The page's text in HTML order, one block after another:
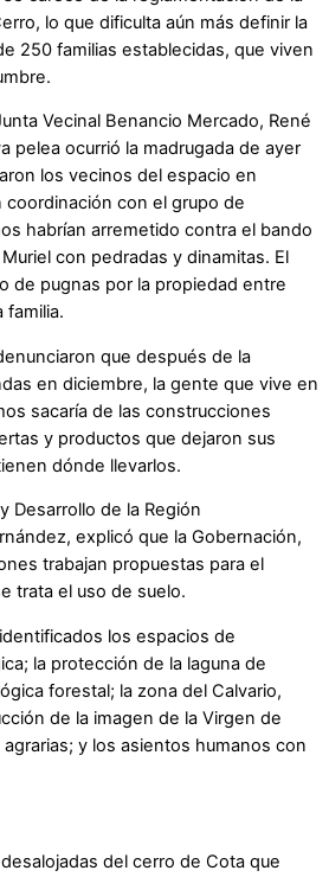
lo que dificulta aún más definir la
250 familias establecidas, que viven
Vecinal Benancio Mercado, René
pelea ocurrió la madrugada de ayer
los vecinos del espacio en
con el grupo de
habrían arremetido contra el bando
con pedradas y dinamitas. El
de pugnas por la propiedad entre
familia.
que después de la
en diciembre, la gente que vive en
sacaría de las construcciones
y productos que dejaron sus
dónde llevarlos.
Desarrollo de la Región
explicó que la Gobernación,
trabajan propuestas para el
trata el uso de suelo.
los espacios de
la protección de la laguna de
forestal; la zona del Calvario,
de la imagen de la Virgen de
y los asientos humanos con
del cerro de Cota que